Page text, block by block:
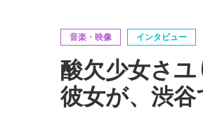
音楽・映像 インタビュー
酸欠少女さ
彼女が、渋